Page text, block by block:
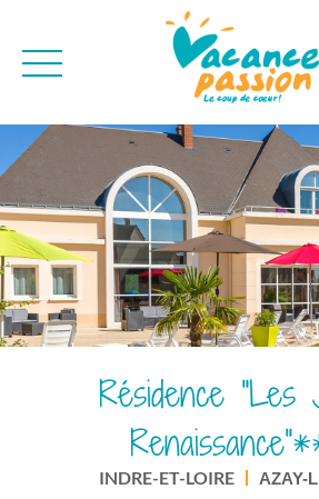
CAMPAGNE
MONTAGNE
VILLES
ENVIE D'AILLEURS
BONS PLANS
Résidence "Les
INDRE-ET-LOIRE AZAY-